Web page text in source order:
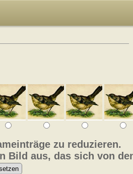
zu reduzieren.
Bild aus, das sich von